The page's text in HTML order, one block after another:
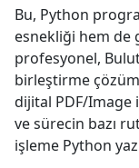
Bu, Python
esnekliği hem de
profesyonel,
birleştirme
dijital PDF/Image
ve sürecin bazı
işleme Python